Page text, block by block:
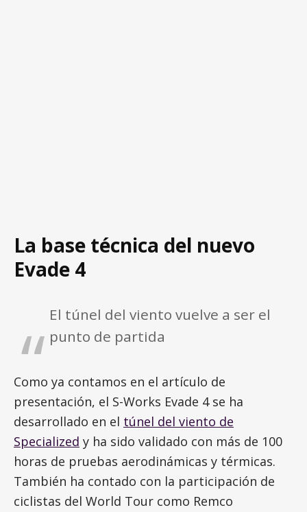
La base técnica del nuevo
Evade 4
El túnel del viento vuelve a ser el
punto de partida
Como ya contamos en el artículo de
presentación, el S-Works Evade 4 se ha
desarrollado en el túnel del viento de
Specialized y ha sido validado con más de 100
horas de pruebas aerodinámicas y térmicas.
También ha contado con la participación de
ciclistas del World Tour como Remco